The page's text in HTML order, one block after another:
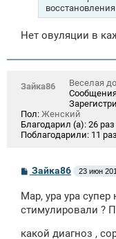
Нет овуляции в
Зайка86
Веселая
Пол: Женский
Благодарил (а): 26 раз
Поблагодарили: 11 раз
С
о
б
щ
и
Зайка86 23 июн
Мар, ура ура
стимулировали ?
какой диагноз ,